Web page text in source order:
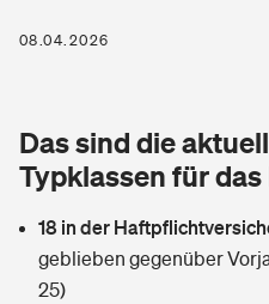
Zur Übersicht
Tools
Wer versichert was: Jetzt
Glasversicherung
Mietkautionsversicherung
Kinderunfall­ver­si­che­rung
Kinderinvalidität
Private Krankenversicherung
Dread-Disease-Versicherung
Tierkrankenversicherung
Zur Übersicht
08.04.2026
Das sind die
Typklassen für das
18 in der
geblieben gegenüber
25)